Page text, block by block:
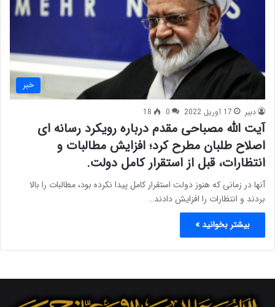
خبر
دبیر 17 آوریل 2022 0
18
آیت الله مصباحی مقدم درباره رویکرد رسانه ای
اصلاح طلبان مطرح کرد؛ افزایش مطالبات و
انتظارات، قبل از استقرار کامل دولت.
آنها در زمانی که هنوز دولت استقرار کامل پیدا نکرده بود، مطالبات را بالا
بردند و انتظارات را افزایش دادند…
بیشتر بخوانید »